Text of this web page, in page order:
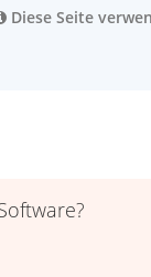
Diese Seite